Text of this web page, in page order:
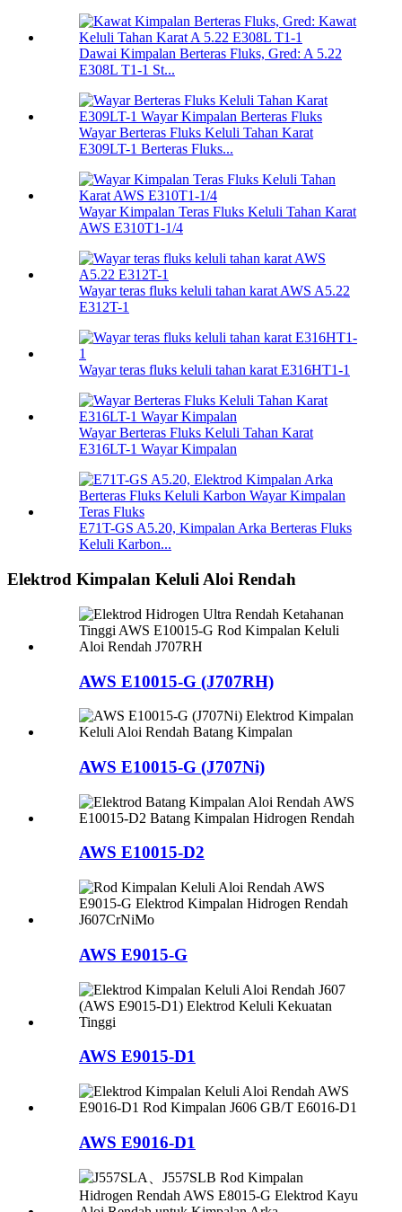
Dawai Kimpalan Berteras Fluks, Gred: A 5.22
E308L T1-1 St...
Wayar Berteras Fluks Keluli Tahan Karat
E309LT-1 Berteras Fluks...
Wayar Kimpalan Teras Fluks Keluli Tahan Karat
AWS E310T1-1/4
Wayar teras fluks keluli tahan karat AWS A5.22
E312T-1
Wayar teras fluks keluli tahan karat E316HT1-1
Wayar Berteras Fluks Keluli Tahan Karat
E316LT-1 Wayar Kimpalan
E71T-GS A5.20, Kimpalan Arka Berteras Fluks
Keluli Karbon...
Elektrod Kimpalan Keluli Aloi Rendah
AWS E10015-G (J707RH)
AWS E10015-G (J707Ni)
AWS E10015-D2
AWS E9015-G
AWS E9015-D1
AWS E9016-D1